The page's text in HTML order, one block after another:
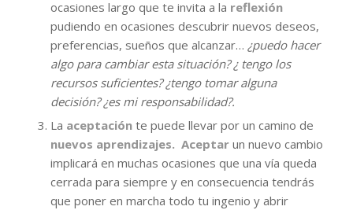
ocasiones largo que te invita a la reflexión
pudiendo en ocasiones descubrir nuevos deseos,
preferencias, sueños que alcanzar… ¿puedo hacer
algo para cambiar esta situación? ¿ tengo los
recursos suficientes? ¿tengo tomar alguna
decisión? ¿es mi responsabilidad?.
La aceptaciónte puede llevar por un camino de
nuevos aprendizajes. Aceptarun nuevo cambio
implicará en muchas ocasiones que una vía queda
cerrada para siempre y en consecuencia tendrás
que poner en marcha todo tu ingenio y abrir